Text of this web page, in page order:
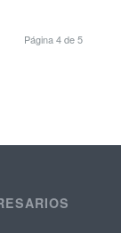
Página 4 de 5